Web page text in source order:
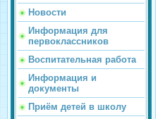
Новости
Информация для
первоклассников
Воспитательная работа
Информация и
документы
Приём детей в школу